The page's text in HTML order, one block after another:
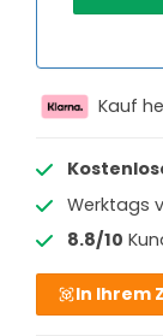
Kauf
Werktags
8.8/10
In Ihrem